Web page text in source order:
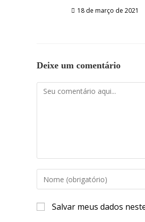
18 de março de 2021
Deixe um comentário
Salvar meus dados